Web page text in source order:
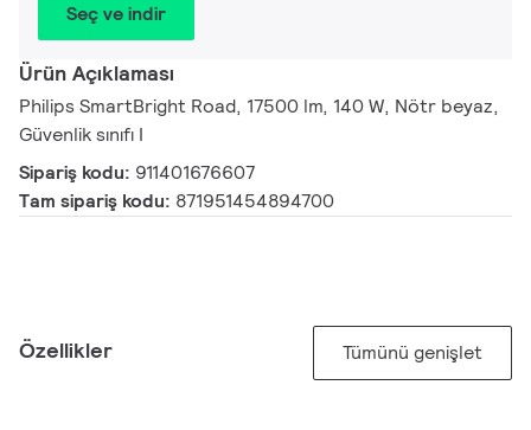
Seç ve indir
Ürün Açıklaması
Philips SmartBright Road, 17500 lm, 140 W, Nötr beyaz,
Güvenlik sınıfı I
Sipariş kodu: 911401676607
Tam sipariş kodu: 871951454894700
Özellikler Tümünü genişlet